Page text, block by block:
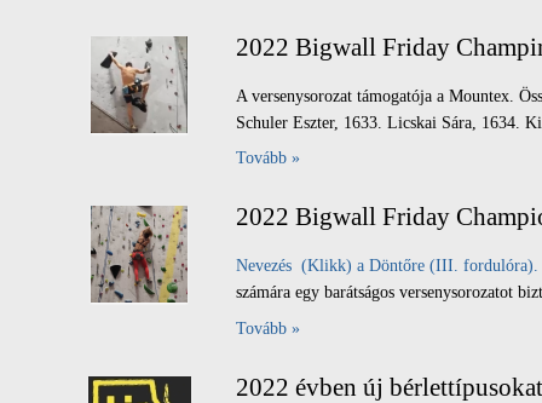
2022 Bigwall Friday
A versenysorozat támogatója a Mountex.
Schuler Eszter, 1633. Licskai Sára, 1634.
Tovább »
2022 Bigwall Friday
Nevezés (Klikk) a Döntőre (III. fordulóra).
számára egy barátságos versenysorozatot
Tovább »
2022 évben új